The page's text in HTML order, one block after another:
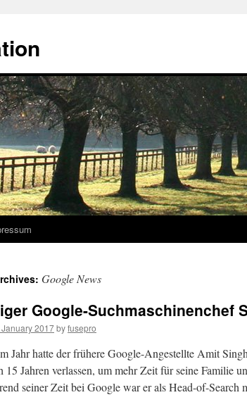
Google News
Google-Suchmaschinenchef
2017byfusepro
Jahr hatte der frühere Google-Angestellte Amit
15 Jahren verlassen, um mehr Zeit für seine Familie
seiner Zeit bei Google war er als Head-of-